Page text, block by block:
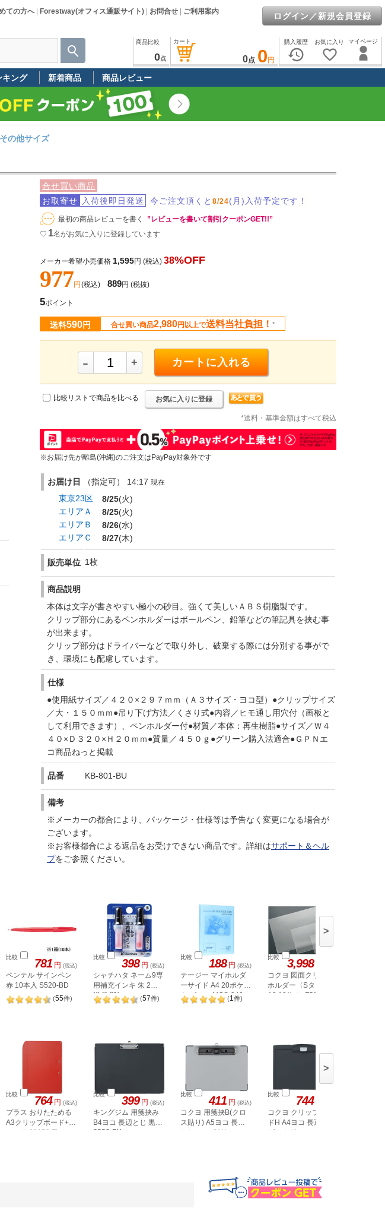
ての方へ| Forestway(オフィス通販サイト) お問合せ ご利用案内 ログイン／新規会員登録
マイページ
お気に入り
favorite_border
購入履歴
history
カート
0点 0 円
商品比較
0点
キング 新着商品 商品レビュー
その他サイズ
合せ買い商品
お取寄せ
入荷後即日発送 今ご注文頂くと 8/24(月)入荷予定です！
最初の商品レビューを書く
”レビューを書いて割引クーポンGET!!”
♡ 1名がお気に入りに登録しています
メーカー希望小売価格 1,595円 (税込) 38%OFF
977円 (税込) 889円 (税抜)
5ポイント
送料590円 合せ買い商品2,980円以上で送料当社負担！ *
- + カートに入れる
比較リストで商品を比べる お気に入りに登録
*送料・基準金額はすべて税込
※お届け先が離島(沖縄)のご注文はPayPay対象外です
お届け日 （指定可） 14:17 現在
東京23区 8/25(火)
エリアＡ
8/25(火)
エリアＢ
8/26(水)
エリアＣ
8/27(木)
販売単位 1枚
商品説明
本体は文字が書きやすい極小の砂目。強くて美しいＡＢＳ樹脂製です。
クリップ部分にあるペンホルダーはボールペン、鉛筆などの筆記具を挟む事
が出来ます。
クリップ部分はドライバーなどで取り外し、破棄する際には分別する事がで
き、環境にも配慮しています。
仕様
●使用紙サイズ／４２０×２９７ｍｍ（Ａ３サイズ・ヨコ型）●クリップサイズ
／大・１５０ｍｍ●吊り下げ方法／くさり式●内容／ヒモ通し用穴付（画板と
して利用できます）、ペンホルダー付●材質／本体：再生樹脂●サイズ／Ｗ４
４０×Ｄ３２０×Ｈ２０ｍｍ●質量／４５０ｇ●グリーン購入法適合●ＧＰＮエ
コ商品ねっと掲載
品番 KB-801-BU
備考
※メーカーの都合により、パッケージ・仕様等は予告なく変更になる場合が
ございます。
※お客様都合による返品をお受けできない商品です。詳細はサポート＆ヘル
プをご参照ください。
比較 781 円 (税込)
ペンテル サインペン
赤 10本入 S520-BD
(55件)
比較 398 円 (税込)
シャチハタ ネーム9専
用補充インキ 朱 2本
XLR-9N
(57件)
比較 188 円 (税込)
テージー マイホルダ
ーサイド A4 20ポケッ
ト ブルー MCS-342-
02
(1件)
比較 3,998
コクヨ 図面クリアー
ホルダー〈Sタイプ〉
A3 10枚 セ-F58N
>
比較 764 円 (税込)
プラス おりたためる
A3クリップボード+
レッド 83153 FL-
比較 399 円 (税込)
キングジム 用箋挟み
B4ヨコ 長辺とじ 黒
8336-BK
比較 411 円 (税込)
コクヨ 用箋挟B(クロ
ス貼り) A5ヨコ 長辺
とじ ヨハ-21N
比較 744
コクヨ クリップボー
ドH A4ヨコ 長辺とじ
ダークグレー ヨハ-
>